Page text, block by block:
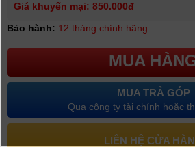
Giá khuyến mại: 850.000đ
Bảo hành: 12 tháng chính hãng.
MUA
MUA TRẢ GÓP
Qua công ty tài chính hoặc
LIÊN HỆ CỬA